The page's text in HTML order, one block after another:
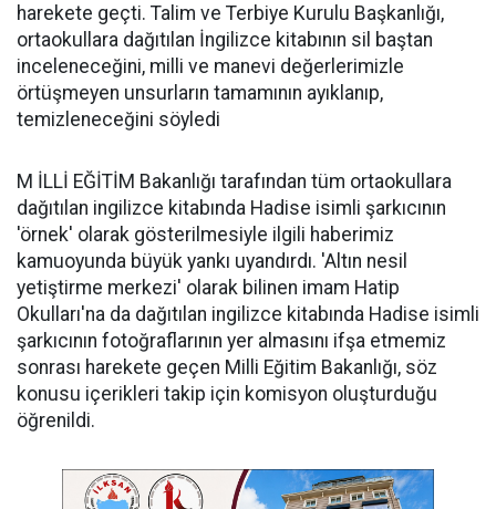
harekete geçti. Talim ve Terbiye Kurulu Başkanlığı,
ortaokullara dağıtılan İngilizce kitabının sil baştan
inceleneceğini, milli ve manevi değerlerimizle
örtüşmeyen unsurların tamamının ayıklanıp,
temizleneceğini söyledi
M İLLİ EĞİTİM Bakanlığı tarafından tüm ortaokullara
dağıtılan ingilizce kitabında Hadise isimli şarkıcının
'örnek' olarak gösterilmesiyle ilgili haberimiz
kamuoyunda büyük yankı uyandırdı. 'Altın nesil
yetiştirme merkezi' olarak bilinen imam Hatip
Okulları'na da dağıtılan ingilizce kitabında Hadise isimli
şarkıcının fotoğraflarının yer almasını ifşa etmemiz
sonrası harekete geçen Milli Eğitim Bakanlığı, söz
konusu içerikleri takip için komisyon oluşturduğu
öğrenildi.